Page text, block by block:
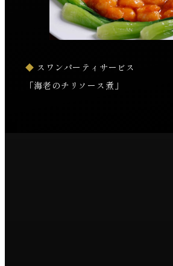
◆ スワンパーティサービス
「海老のチリソース煮」